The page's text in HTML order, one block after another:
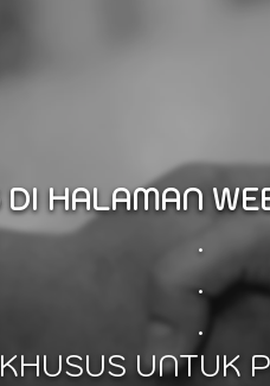
HALAMAN
.
.
.
UNTUK